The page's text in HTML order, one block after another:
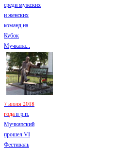
среди мужских
и женских
команд на
Кубок
Мучкапа...
7 июля 2018
годав р.п.
Мучкапский
прошел VI
Фестиваль